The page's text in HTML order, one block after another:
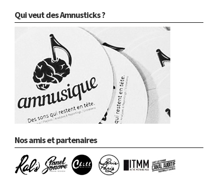
Qui veut des Amnusticks ?
Nos amis et partenaires